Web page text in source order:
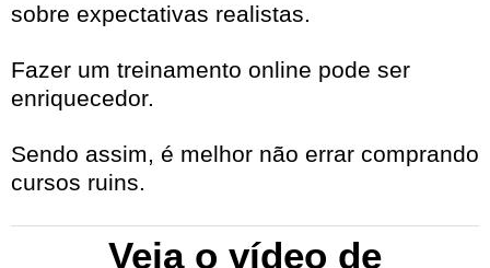
sobre expectativas realistas.
Fazer um treinamento online pode ser
enriquecedor.
Sendo assim, é melhor não errar comprando
cursos ruins.
Veja o vídeo de